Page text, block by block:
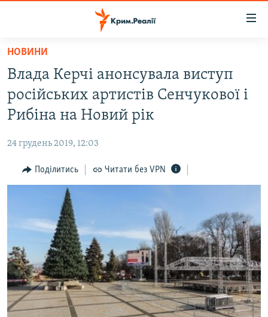
Перейти
основного
матеріалу
Перейти
до
основної
навігації
Перейти
до
ВОДА.КРИМ
ВІДЕО ТА ФОТО
БЛОГИ
ПОГЛЯД
ВСЕ ЗА ДЕНЬ
СПЕЦПРОЕКТИ
ДЕПОРТАЦІЯ
ВІДЕОУРОКИ «ELIFBE»
СВІДЧЕННЯ ОКУПАЦІЇ
ЯК ОБІЙТИ БЛОКУВАННЯ
Русский
Qırımtatar
НОВИНИ
Влада Керчі анонсувала виступ
російських артистів Сенчукової і
Рибіна на Новий рік
24 грудень 2019, 12:03
Поділитись Читати без VPN